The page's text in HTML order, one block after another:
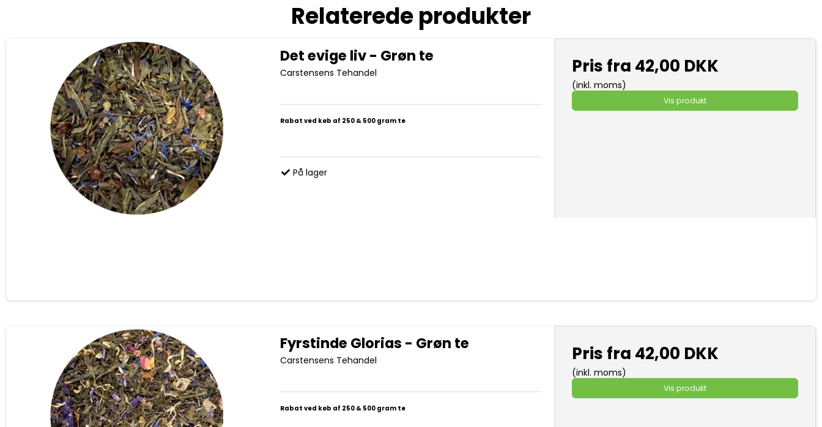
Relaterede produkter
Det evige liv - Grøn te
Carstensens Tehandel
Rabat ved køb af 250 & 500 gram te
På lager
Pris fra 42,00 DKK
(inkl. moms)
Vis produkt
Fyrstinde Glorias - Grøn te
Carstensens Tehandel
Rabat ved køb af 250 & 500 gram te
Pris fra 42,00 DKK
(inkl. moms)
Vis produkt